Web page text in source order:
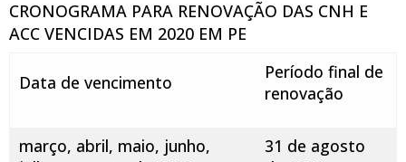
CRONOGRAMA PARA RENOVAÇÃO DAS CNH E
ACC VENCIDAS EM 2020 EM PE
Data de vencimento
Período final de
renovação
março, abril, maio, junho,
31 de agosto